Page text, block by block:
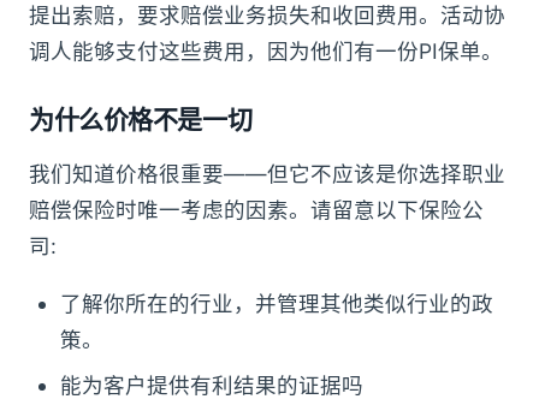
提出索赔，要求赔偿业务损失和收回费用。活动协
调人能够支付这些费用，因为他们有一份PI保单。
为什么价格不是一切
我们知道价格很重要——但它不应该是你选择职业
赔偿保险时唯一考虑的因素。请留意以下保险公
司:
了解你所在的行业，并管理其他类似行业的政
策。
能为客户提供有利结果的证据吗